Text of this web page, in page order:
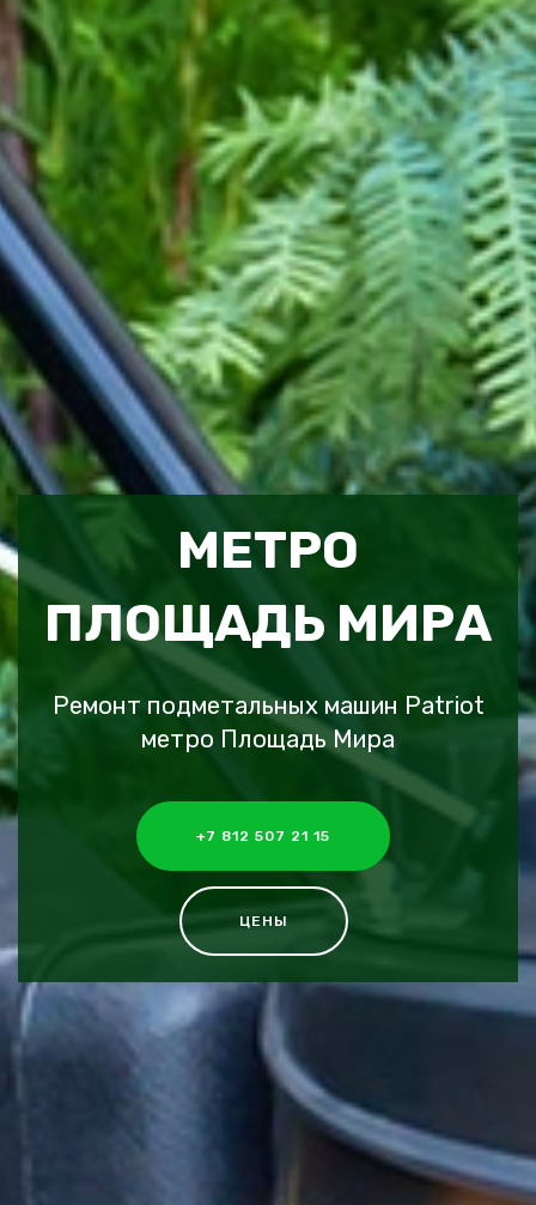
МЕТРО
ПЛОЩАДЬ МИРА
Ремонт подметальных машин Patriot
метро Площадь Мира
+7 812 507 21 15
ЦЕНЫ